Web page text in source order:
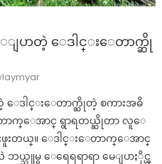
ျပာတဲ့ ေဒါင္းေတာက္ဆို
ေဒါင္းေတာက္ဆိုတဲ့ စကားအဓိ
တာက္ေအာင္ ရွာရတယ္ဆိုတာ လူေ
းတယ္။ ေဒါင္းေတာက္ေအာင္
မွ ေရေရရာရာ မေျပာႏိုင္ၾ